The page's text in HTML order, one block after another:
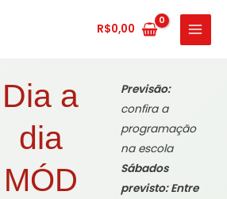
R$0,00
MAIN
MENU
Previsão:
confira a
programação
na escola
Sábados
previsto: Entre
Dia a
dia
MÓD